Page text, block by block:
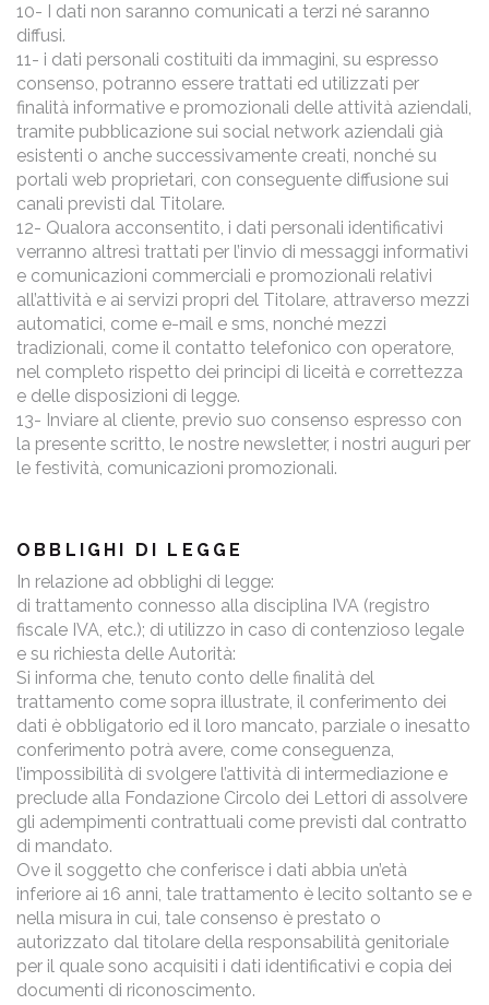
10- I dati non saranno comunicati a terzi né saranno
diffusi.
11- i dati personali costituiti da immagini, su espresso
consenso, potranno essere trattati ed utilizzati per
finalità informative e promozionali delle attività aziendali,
tramite pubblicazione sui social network aziendali già
esistenti o anche successivamente creati, nonché su
portali web proprietari, con conseguente diffusione sui
canali previsti dal Titolare.
12- Qualora acconsentito, i dati personali identificativi
verranno altresì trattati per l’invio di messaggi informativi
e comunicazioni commerciali e promozionali relativi
all’attività e ai servizi propri del Titolare, attraverso mezzi
automatici, come e-mail e sms, nonché mezzi
tradizionali, come il contatto telefonico con operatore,
nel completo rispetto dei principi di liceità e correttezza
e delle disposizioni di legge.
13- Inviare al cliente, previo suo consenso espresso con
la presente scritto, le nostre newsletter, i nostri auguri per
le festività, comunicazioni promozionali.
OBBLIGHI DI LEGGE
In relazione ad obblighi di legge:
di trattamento connesso alla disciplina IVA (registro
fiscale IVA, etc.); di utilizzo in caso di contenzioso legale
e su richiesta delle Autorità:
Si informa che, tenuto conto delle finalità del
trattamento come sopra illustrate, il conferimento dei
dati è obbligatorio ed il loro mancato, parziale o inesatto
conferimento potrà avere, come conseguenza,
l’impossibilità di svolgere l’attività di intermediazione e
preclude alla Fondazione Circolo dei Lettori di assolvere
gli adempimenti contrattuali come previsti dal contratto
di mandato.
Ove il soggetto che conferisce i dati abbia un’età
inferiore ai 16 anni, tale trattamento è lecito soltanto se e
nella misura in cui, tale consenso è prestato o
autorizzato dal titolare della responsabilità genitoriale
per il quale sono acquisiti i dati identificativi e copia dei
documenti di riconoscimento.